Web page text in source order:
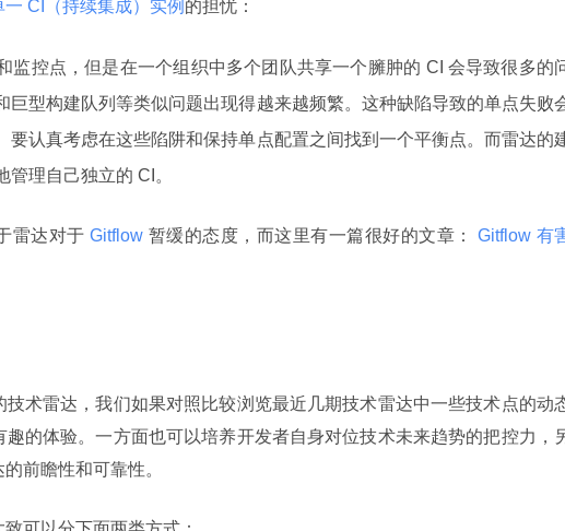
一 CI（持续集成）实例 的担忧：
监控点，但是在一个组织中多个团队共享一个臃肿的 CI 会导致很多的
巨型构建队列等类似问题出现得越来越频繁。这种缺陷导致的单点失败
要认真考虑在这些陷阱和保持单点配置之间找到一个平衡点。而雷达的
理自己独立的 CI。
雷达对于 Gitflow 暂缓的态度，而这里有一篇很好的文章：
Gitflow 有
技术雷达，我们如果对照比较浏览最近几期技术雷达中一些技术点的动
的体验。一方面也可以培养开发者自身对位技术未来趋势的把控力，
前瞻性和可靠性。